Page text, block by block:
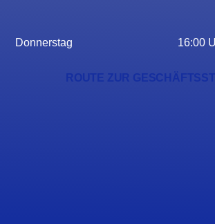
Donnerstag 16:00
ROUTE ZUR